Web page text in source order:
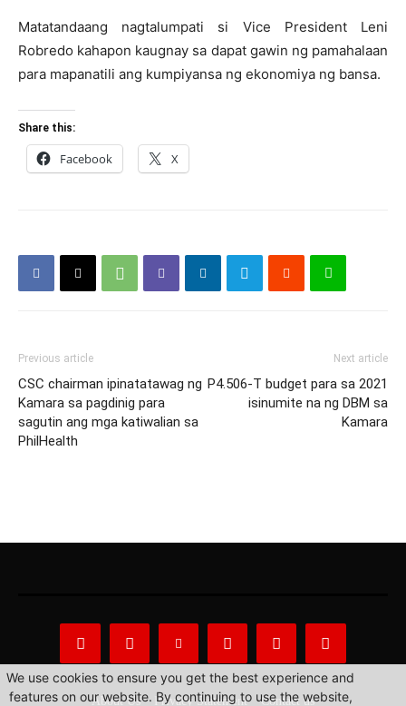
Matatandaang nagtalumpati si Vice President Leni
Robredo kahapon kaugnay sa dapat gawin ng pamahalaan
para mapanatili ang kumpiyansa ng ekonomiya ng bansa.
Share this:
Facebook X
Previous article
CSC chairman ipinatatawag ng
Kamara sa pagdinig para
sagutin ang mga katiwalian sa
PhilHealth
Next article
P4.506-T budget para sa 2021
isinumite na ng DBM sa
Kamara
About Us Privacy Statement Contact us
We use cookies to ensure you get the best experience and
features on our website. By continuing to use the website,